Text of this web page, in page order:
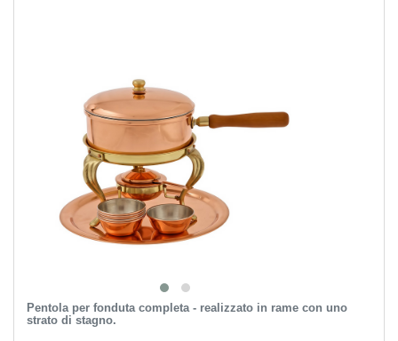
Pentola per fonduta completa - realizzato in rame con uno
strato di stagno.